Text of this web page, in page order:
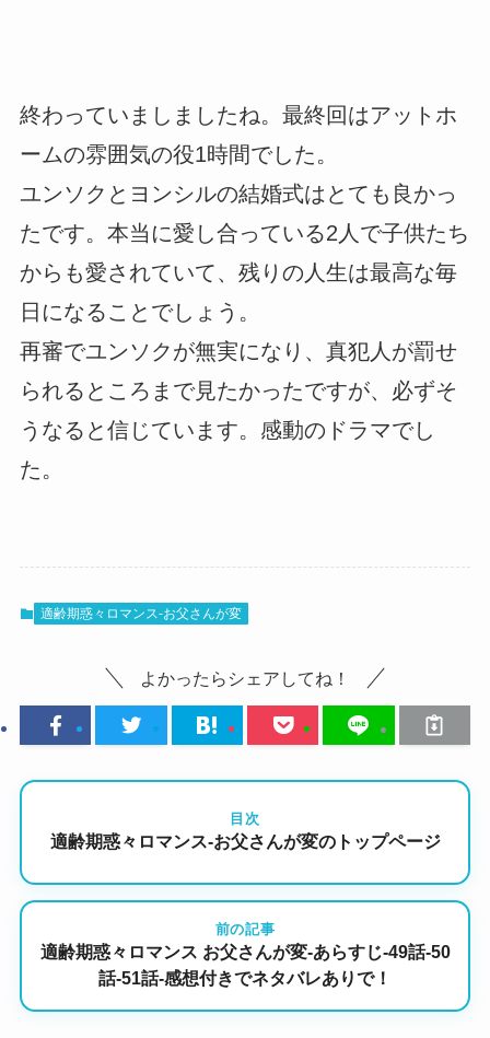
終わっていましましたね。最終回はアットホ
ームの雰囲気の役1時間でした。
ユンソクとヨンシルの結婚式はとても良かっ
たです。本当に愛し合っている2人で子供たち
からも愛されていて、残りの人生は最高な毎
日になることでしょう。
再審でユンソクが無実になり、真犯人が罰せ
られるところまで見たかったですが、必ずそ
うなると信じています。感動のドラマでし
た。
適齢期惑々ロマンス-お父さんが変
よかったらシェアしてね！
目次
適齢期惑々ロマンス-お父さんが変のトップページ
前の記事
適齢期惑々ロマンス お父さんが変-あらすじ-49話-50
話-51話-感想付きでネタバレありで！